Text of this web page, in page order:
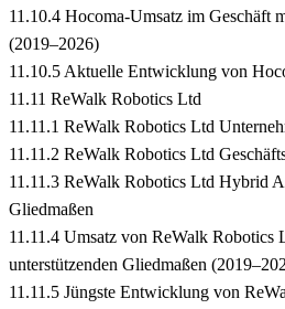
11.10.4 Hocoma-Umsatz im Geschäft
(2019–2026)
11.10.5 Aktuelle Entwicklung von
11.11 ReWalk Robotics Ltd
11.11.1 ReWalk Robotics Ltd
11.11.2 ReWalk Robotics Ltd
11.11.3 ReWalk Robotics Ltd Hybrid
Gliedmaßen
11.11.4 Umsatz von ReWalk Robotics
unterstützenden Gliedmaßen
11.11.5 Jüngste Entwicklung von